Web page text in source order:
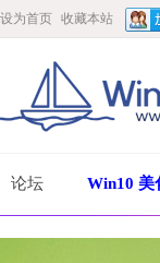
设为首页 收藏本站
论坛 Win10 美